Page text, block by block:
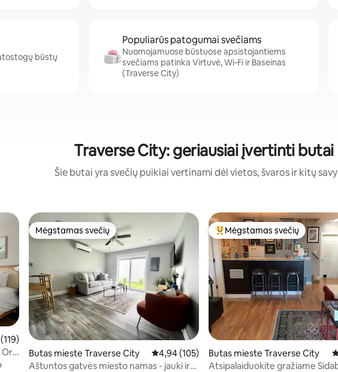
būstų
Populiarūs patogumai svečiams
Nuomojamuose būstuose apsistojantiems
svečiams patinka Virtuvė, Wi-Fi ir Baseinas
(Traverse City)
Traverse City: geriausiai įvertinti butai
Šie butai yra svečių puikiai vertinami dėl vietos, švaros ir kitų
įvertinimas: 4,96 iš 5, atsiliepimų: 119
Oro
Mėgstamas svečių
Mėgstamas svečių
Butas mieste Traverse City Vidutinis įvertinimas: 4,94 iš 5, atsiliepimų: 105
4,94 (105)
Aštuntos gatvės miesto namas - jauki ir
Svečių mėgstamiausias
Mėgstamas svečių
Butas mieste Traverse City
Atsipalaiduokite gražiame